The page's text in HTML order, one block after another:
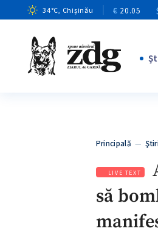
34°C, Chișinău € 20.05
Principală —Ştiri
LIVE TEXT
să